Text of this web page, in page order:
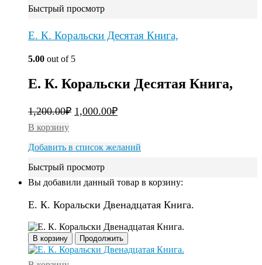
Быстрый просмотр
Е. К. Коральски Десятая Книга,
5.00 out of 5
Е. К. Коральски Десятая Книга,
1,200.00₽ 1,000.00₽
В корзину
Добавить в список желаний
Быстрый просмотр
Вы добавили данный товар в корзину:
Е. К. Коральски Двенадцатая Книга.
В корзину Продолжить